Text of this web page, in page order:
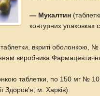
— Мукалтин
контурних упаковках
вкриті оболонкою, №
виробника
таблетки, по 150 мг № 10
Здоров'я, м. Харків).